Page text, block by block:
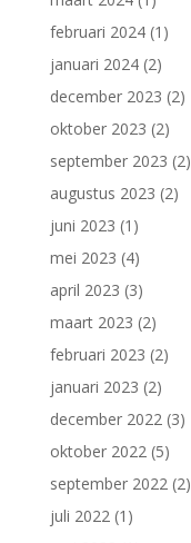
februari 2024 (1)
januari 2024 (2)
december 2023 (2)
oktober 2023 (2)
september 2023 (2)
augustus 2023 (2)
juni 2023 (1)
mei 2023 (4)
april 2023 (3)
maart 2023 (2)
februari 2023 (2)
januari 2023 (2)
december 2022 (3)
oktober 2022 (5)
september 2022 (2)
juli 2022 (1)